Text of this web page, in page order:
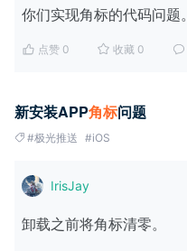
你们实现角标的代码问题。
点赞 0 收藏 0
新安装APP角标问题
#极光推送 #iOS
IrisJay
卸载之前将角标清零。